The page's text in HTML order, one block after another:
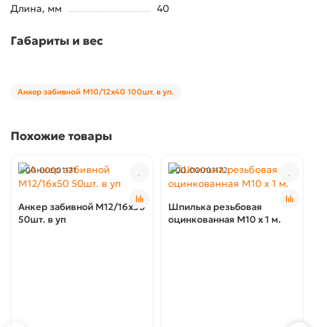
Длина, мм
40
Габариты и вес
Анкер забивной М10/12х40 100шт. в уп.
Похожие товары
00-00001171
Анкер забивной М12/16х50
50шт. в уп
00-00001172
Шпилька резьбовая
оцинкованная М10 х 1 м.